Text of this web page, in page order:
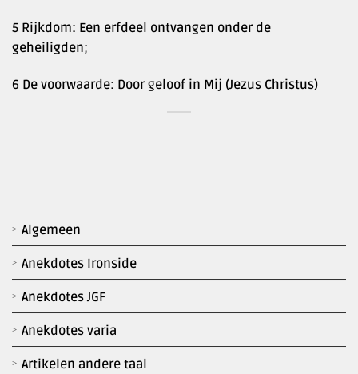
Algemeen
Anekdotes Ironside
Anekdotes JGF
Anekdotes varia
Artikelen andere taal
5 Rijkdom: Een erfdeel ontvangen onder de
geheiligden;
6 De voorwaarde: Door geloof in Mij (Jezus Christus)